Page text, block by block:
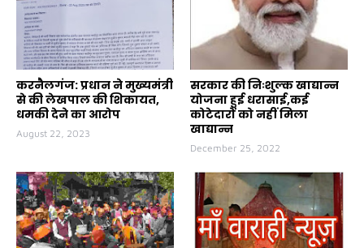
करनैलगंज: प्रधान ने मुख्यमंत्री
से की लेखपाल की शिकायत,
धमकी देने का आरोप
August 22, 2023
सरकार की निःशुल्क खाद्यान्न
योजना हुई धरासाई,कई
कोटेदारों को नहीं मिला
खाद्यान्न
December 25, 2022